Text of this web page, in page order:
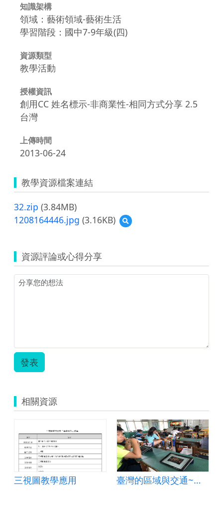
知識架構
領域：藝術領域-藝術生活
學習階段：國中7-9年級(四)
資源類型
教學活動
授權資訊
創用CC 姓名標示-非商業性-相同方式分享 2.5
台灣
上傳時間
2013-06-24
教學資源檔案連結
32.zip (3.84MB)
1208164446.jpg (3.16KB)
預
覽
資源評論或心得分享
發表
相關資源
三視圖教學應用 臺灣的區域與交通~第一課 北中南東看臺灣